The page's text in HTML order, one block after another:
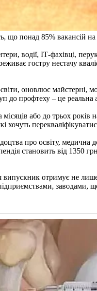
понад 85% вакансій
водії, ІТ-фахівці,
гостру нестачу
оновлює майстерні,
профтеху – це реальна
або до трьох
про освіту,
становить від 1350
випускник отримує не
заводами,